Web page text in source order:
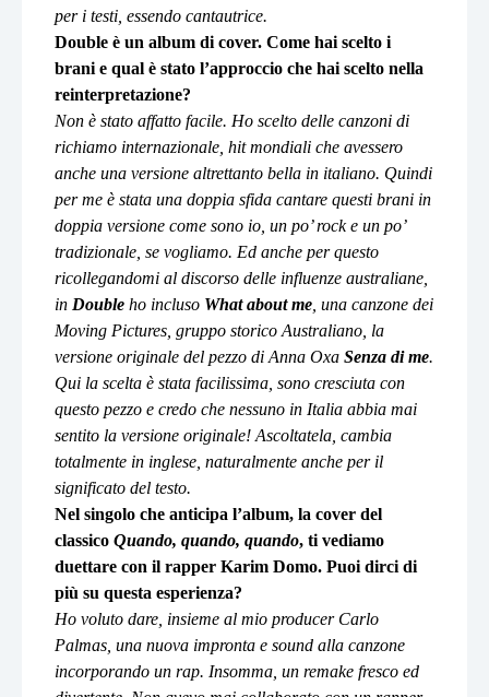
per i testi, essendo cantautrice.
Double è un album di cover. Come hai scelto i
brani e qual è stato l’approccio che hai scelto nella
reinterpretazione?
Non è stato affatto facile. Ho scelto delle canzoni di
richiamo internazionale, hit mondiali che avessero
anche una versione altrettanto bella in italiano. Quindi
per me è stata una doppia sfida cantare questi brani in
doppia versione come sono io, un po’ rock e un po’
tradizionale, se vogliamo. Ed anche per questo
ricollegandomi al discorso delle influenze australiane,
in Double ho incluso What about me , una canzone dei
Moving Pictures, gruppo storico Australiano, la
versione originale del pezzo di Anna Oxa Senza di me.
Qui la scelta è stata facilissima, sono cresciuta con
questo pezzo e credo che nessuno in Italia abbia mai
sentito la versione originale! Ascoltatela, cambia
totalmente in inglese, naturalmente anche per il
significato del testo.
Nel singolo che anticipa l’album, la cover del
classico Quando, quando, quando, ti vediamo
duettare con il rapper Karim Domo. Puoi dirci di
più su questa esperienza?
Ho voluto dare, insieme al mio producer Carlo
Palmas, una nuova impronta e sound alla canzone
incorporando un rap. Insomma, un remake fresco ed